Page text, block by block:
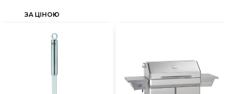
ЗА ЦІНОЮ